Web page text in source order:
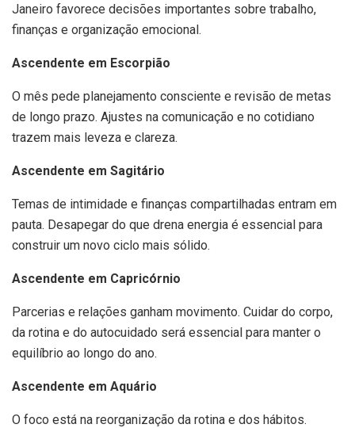
Janeiro favorece decisões importantes sobre trabalho,
finanças e organização emocional.
Ascendente em Escorpião
O mês pede planejamento consciente e revisão de metas
de longo prazo. Ajustes na comunicação e no cotidiano
trazem mais leveza e clareza.
Ascendente em Sagitário
Temas de intimidade e finanças compartilhadas entram em
pauta. Desapegar do que drena energia é essencial para
construir um novo ciclo mais sólido.
Ascendente em Capricórnio
Parcerias e relações ganham movimento. Cuidar do corpo,
da rotina e do autocuidado será essencial para manter o
equilíbrio ao longo do ano.
Ascendente em Aquário
O foco está na reorganização da rotina e dos hábitos.